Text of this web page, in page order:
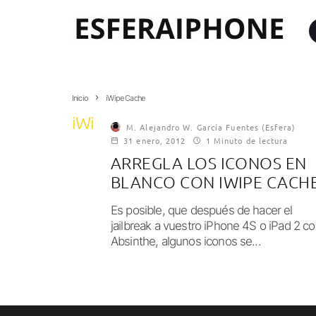
Inicio iWipe Cache
iWipe CacheM. Alejandro W. García Fuentes (Esfera)
31 enero, 2012
1 Minuto de lectura
ARREGLA LOS ICONOS EN
BLANCO CON IWIPE
Es posible, que después de hacer el
jailbreak a vuestro iPhone 4S o iPad 2
Absinthe, algunos iconos se...